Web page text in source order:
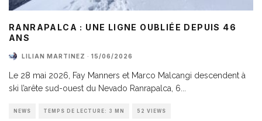
RANRAPALCA : UNE LIGNE OUBLIÉE DEPUIS 46
ANS
LILIAN MARTINEZ · 15/06/2026
Le 28 mai 2026, Fay Manners et Marco Malcangi descendent à
ski l’arête sud-ouest du Nevado Ranrapalca, 6
NEWS TEMPS DE LECTURE: 3 MN 52 VIEWS